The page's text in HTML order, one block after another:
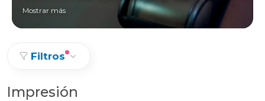
Mostrar más
Filtros
Impresión